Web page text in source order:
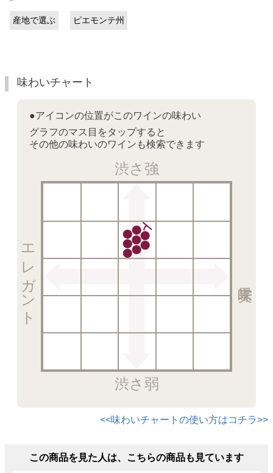
産地で選ぶ ピエモンテ州
味わいチャート
●アイコンの位置がこのワインの味わい
グラフのマス目をタップすると
その他の味わいのワインも検索できます
渋さ強
渋さ弱
エレガント
<<味わいチャートの使い方はコチラ>>
この商品を見た人は、こちらの商品も見ています